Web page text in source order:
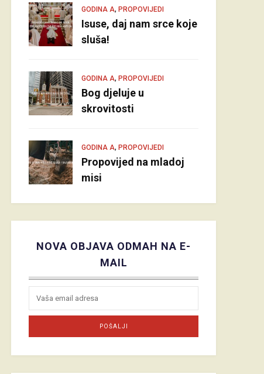
GODINA A, PROPOVIJEDI
Isuse, daj nam srce koje
sluša!
GODINA A, PROPOVIJEDI
Bog djeluje u
skrovitosti
GODINA A, PROPOVIJEDI
Propovijed na mladoj
misi
NOVA OBJAVA ODMAH NA E-
MAIL